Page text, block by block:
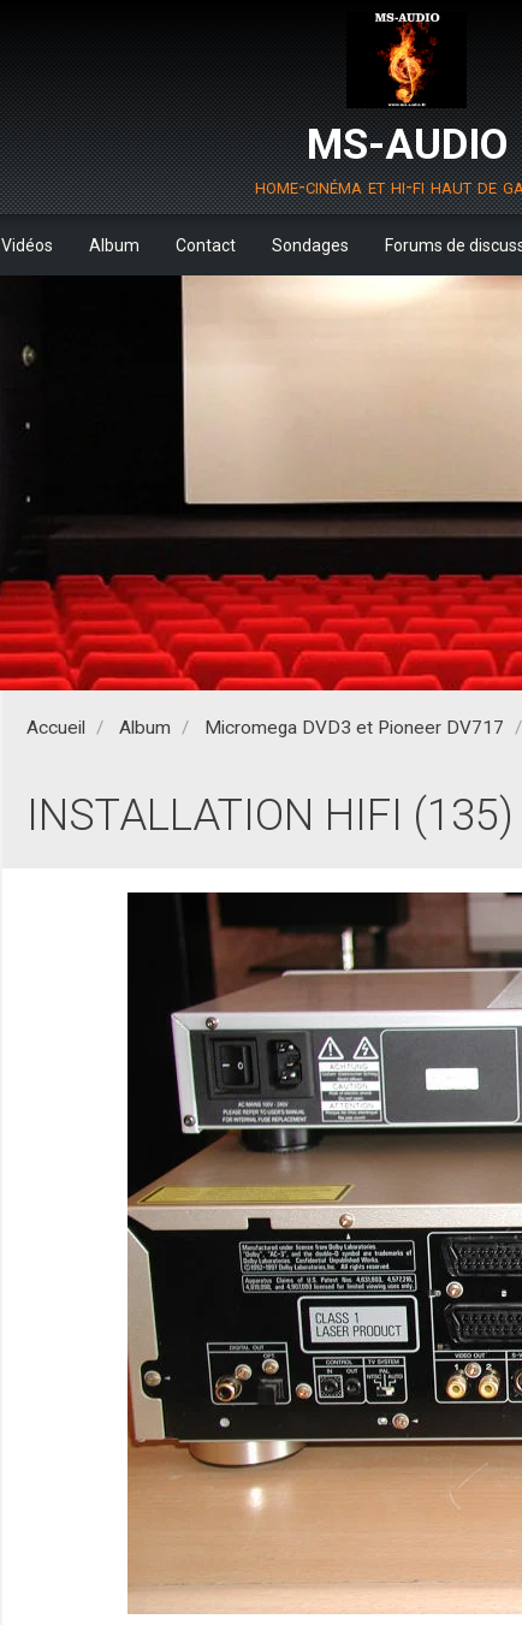
MS-AUDIO
home-cinéma et hi-fi haut de
Vidéos Album Contact Sondages Forums de
Accueil Album Micromega DVD3 et Pioneer DV717
INSTALLATION HIFI (135)